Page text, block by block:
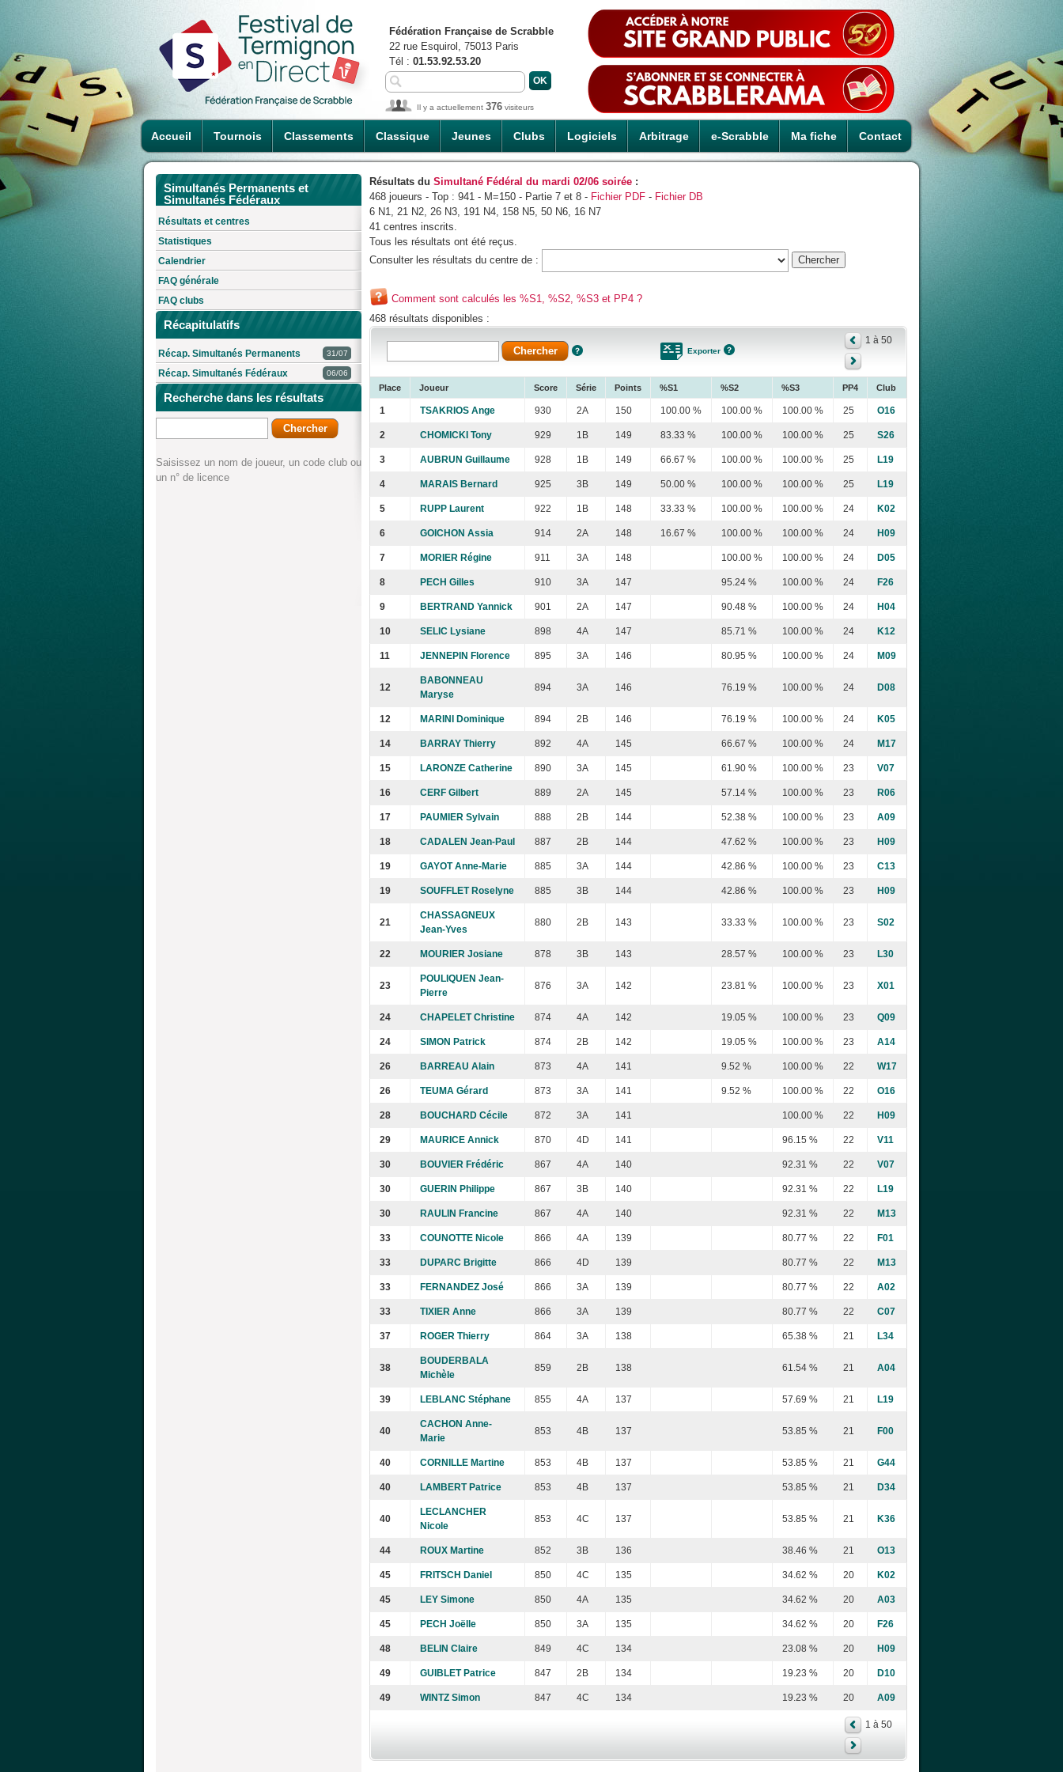
Accueil Tournois Classements Classique Jeunes Clubs Logiciels Arbitrage e-Scrabble Ma fiche Contact
Fédération Française de Scrabble
22 rue Esquirol, 75013 Paris
Tél : 01.53.92.53.20
Il y a actuellement 376 visiteurs
Simultanés Permanents et
Simultanés Fédéraux
Résultats et centres
Statistiques
Calendrier
FAQ générale
FAQ clubs
Récapitulatifs
Récap. Simultanés Permanents 31/07
Récap. Simultanés Fédéraux 06/06
Recherche dans les résultats
Saisissez un nom de joueur, un code club ou
un n° de licence
Résultats du Simultané Fédéral du mardi 02/06 soirée :
468 joueurs - Top : 941 - M=150 - Partie 7 et 8 - Fichier PDF - Fichier DB
6 N1, 21 N2, 26 N3, 191 N4, 158 N5, 50 N6, 16 N7
41 centres inscrits.
Tous les résultats ont été reçus.
Consulter les résultats du centre de :
Comment sont calculés les %S1, %S2, %S3 et PP4 ?
468 résultats disponibles :
Exporter
1 à 50
Place Joueur Score Série Points %S1 %S2 %S3 PP4 Club
1 TSAKRIOS Ange 930 2A 150 100.00 % 100.00 % 100.00 % 25 O16
2 CHOMICKI Tony 929 1B 149 83.33 % 100.00 % 100.00 % 25 S26
3 AUBRUN Guillaume 928 1B 149 66.67 % 100.00 % 100.00 % 25 L19
4 MARAIS Bernard 925 3B 149 50.00 % 100.00 % 100.00 % 25 L19
5 RUPP Laurent 922 1B 148 33.33 % 100.00 % 100.00 % 24 K02
6 GOICHON Assia 914 2A 148 16.67 % 100.00 % 100.00 % 24 H09
7 MORIER Régine 911 3A 148 100.00 % 100.00 % 24 D05
8 PECH Gilles 910 3A 147 95.24 % 100.00 % 24 F26
9 BERTRAND Yannick 901 2A 147 90.48 % 100.00 % 24 H04
10 SELIC Lysiane 898 4A 147 85.71 % 100.00 % 24 K12
11 JENNEPIN Florence 895 3A 146 80.95 % 100.00 % 24 M09
12
BABONNEAU
Maryse
894 3A 146 76.19 % 100.00 % 24 D08
12 MARINI Dominique 894 2B 146 76.19 % 100.00 % 24 K05
14 BARRAY Thierry 892 4A 145 66.67 % 100.00 % 24 M17
15 LARONZE Catherine 890 3A 145 61.90 % 100.00 % 23 V07
16 CERF Gilbert 889 2A 145 57.14 % 100.00 % 23 R06
17 PAUMIER Sylvain 888 2B 144 52.38 % 100.00 % 23 A09
18 CADALEN Jean-Paul 887 2B 144 47.62 % 100.00 % 23 H09
19 GAYOT Anne-Marie 885 3A 144 42.86 % 100.00 % 23 C13
19 SOUFFLET Roselyne 885 3B 144 42.86 % 100.00 % 23 H09
21
CHASSAGNEUX
Jean-Yves
880 2B 143 33.33 % 100.00 % 23 S02
22 MOURIER Josiane 878 3B 143 28.57 % 100.00 % 23 L30
23
POULIQUEN Jean-
Pierre
876 3A 142 23.81 % 100.00 % 23 X01
24 CHAPELET Christine 874 4A 142 19.05 % 100.00 % 23 Q09
24 SIMON Patrick 874 2B 142 19.05 % 100.00 % 23 A14
26 BARREAU Alain 873 4A 141 9.52 % 100.00 % 22 W17
26 TEUMA Gérard 873 3A 141 9.52 % 100.00 % 22 O16
28 BOUCHARD Cécile 872 3A 141 100.00 % 22 H09
29 MAURICE Annick 870 4D 141 96.15 % 22 V11
30 BOUVIER Frédéric 867 4A 140 92.31 % 22 V07
30 GUERIN Philippe 867 3B 140 92.31 % 22 L19
30 RAULIN Francine 867 4A 140 92.31 % 22 M13
33 COUNOTTE Nicole 866 4A 139 80.77 % 22 F01
33 DUPARC Brigitte 866 4D 139 80.77 % 22 M13
33 FERNANDEZ José 866 3A 139 80.77 % 22 A02
33 TIXIER Anne 866 3A 139 80.77 % 22 C07
37 ROGER Thierry 864 3A 138 65.38 % 21 L34
38
BOUDERBALA
Michèle
859 2B 138 61.54 % 21 A04
39 LEBLANC Stéphane 855 4A 137 57.69 % 21 L19
40
CACHON Anne-
Marie
853 4B 137 53.85 % 21 F00
40 CORNILLE Martine 853 4B 137 53.85 % 21 G44
40 LAMBERT Patrice 853 4B 137 53.85 % 21 D34
40
LECLANCHER
Nicole
853 4C 137 53.85 % 21 K36
44 ROUX Martine 852 3B 136 38.46 % 21 O13
45 FRITSCH Daniel 850 4C 135 34.62 % 20 K02
45 LEY Simone 850 4A 135 34.62 % 20 A03
45 PECH Joëlle 850 3A 135 34.62 % 20 F26
48 BELIN Claire 849 4C 134 23.08 % 20 H09
49 GUIBLET Patrice 847 2B 134 19.23 % 20 D10
49 WINTZ Simon 847 4C 134 19.23 % 20 A09
1 à 50